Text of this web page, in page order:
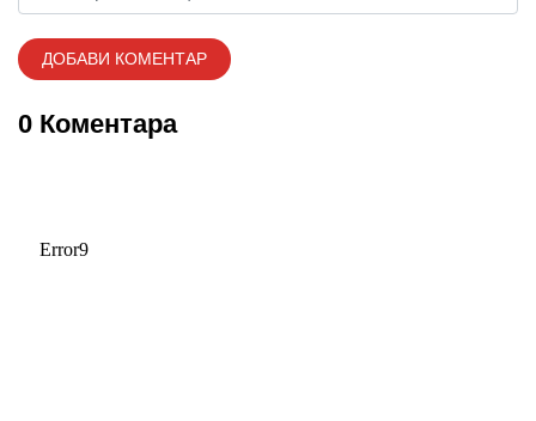
0 Коментара